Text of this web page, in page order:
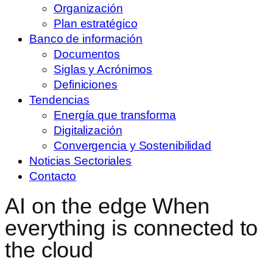
Organización
Plan estratégico
Banco de información
Documentos
Siglas y Acrónimos
Definiciones
Tendencias
Energía que transforma
Digitalización
Convergencia y Sostenibilidad
Noticias Sectoriales
Contacto
AI on the edge When
everything is connected to
the cloud